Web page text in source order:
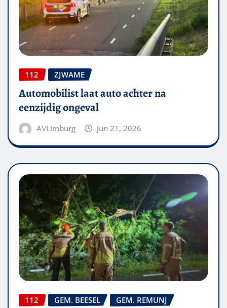
112 ZJWAME
Automobilist laat auto achter na
eenzijdig ongeval
AVLimburg jun 21, 2026
112 GEM. BEESEL
GEM. REMUNJ